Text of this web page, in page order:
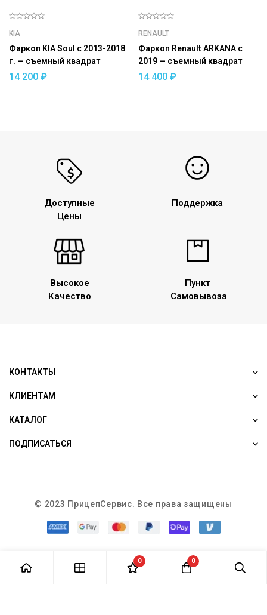
KIA
Фаркоп KIA Soul с 2013-2018
г. — съемный квадрат
14 200 ₽
RENAULT
Фаркоп Renault ARKANA c
2019 — съемный квадрат
14 400 ₽
Высокое
Качество
Доступные
Цены
Пункт
Самовывоза
Поддержка
КОНТАКТЫ
КЛИЕНТАМ
КАТАЛОГ
ПОДПИСАТЬСЯ
© 2023 ПрицепСервис. Все права защищены
0 0